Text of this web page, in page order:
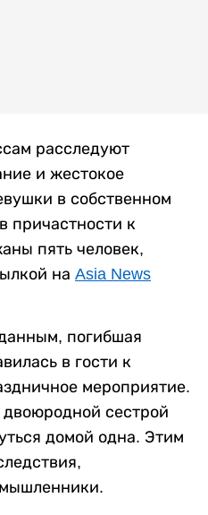
расследуют
и жестокое
в собственном
причастности к
пять человек,
на Asia News
погибшая
в гости к
мероприятие.
сестрой
домой одна. Этим